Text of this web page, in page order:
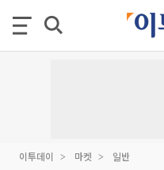
이투데이 마켓 일반